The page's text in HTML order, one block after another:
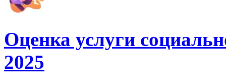
Оценка услуги
2025